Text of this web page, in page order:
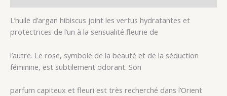
L’huile d’argan hibiscus joint les vertus hydratantes et
protectrices de l’un à la sensualité fleurie de
l’autre. Le rose, symbole de la beauté et de la séduction
féminine, est subtilement odorant. Son
parfum capiteux et fleuri est très recherché dans l’Orient